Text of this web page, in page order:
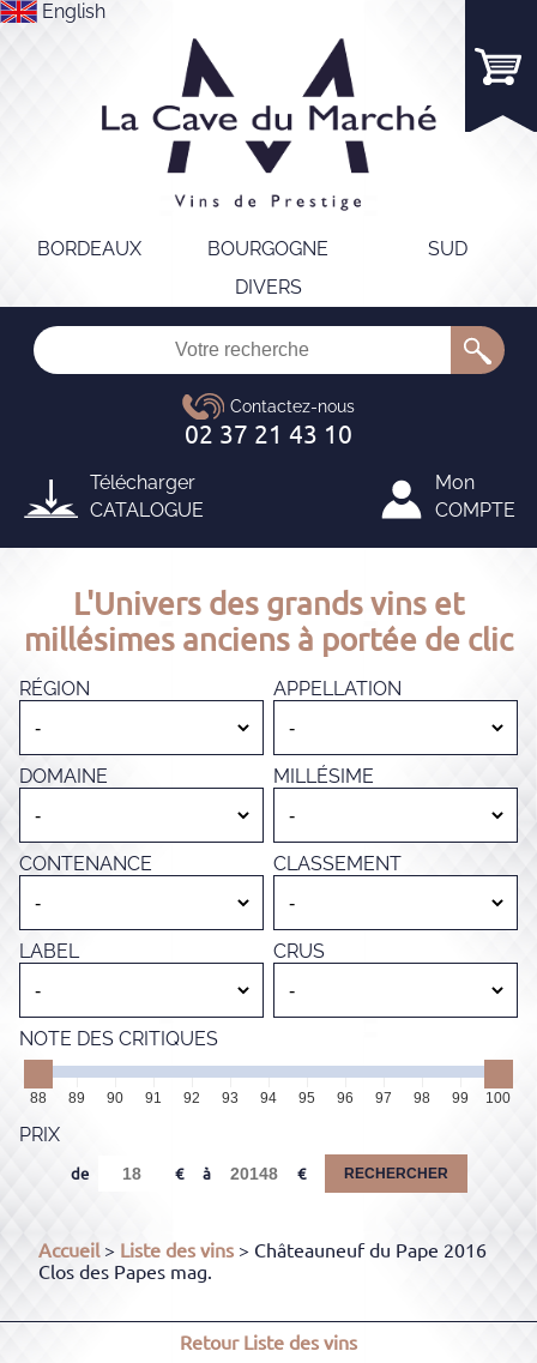
English
BORDEAUX BOURGOGNE
SUD
DIVERS
Télécharger
CATALOGUE
Mon
COMPTE
L'Univers des grands vins et
millésimes anciens à portée de clic
RÉGION APPELLATION
DOMAINE MILLÉSIME
CONTENANCE CLASSEMENT
LABEL CRUS
NOTE DES CRITIQUES
88 89 90 91 92 93 94 95 96 97 98 99 100
PRIX
de à RECHERCHER
Accueil> Liste des vins > Châteauneuf du Pape 2016
Clos des Papes mag.
RetourListe des vins